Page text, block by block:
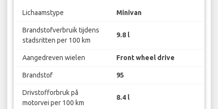
Lichaamstype Minivan
Brandstofverbruik tijdens
stadsritten per 100 km
9.8 l
Aangedreven wielen Front wheel drive
Brandstof 95
Drivstofforbruk på
motorvei per 100 km
8.4 l